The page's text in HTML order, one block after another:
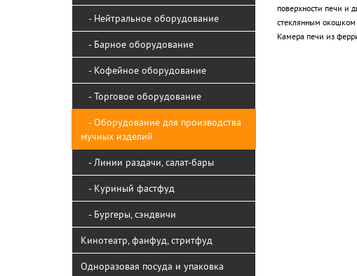
- Нейтральное оборудование
- Барное оборудование
- Кофейное оборудование
- Торговое оборудование
- Оборудование для производства
мучных изделий
- Линии раздачи, салат-бары
- Куриный фастфуд
- Бургеры, сэндвичи
Кинотеатр, фанфуд, стритфуд
Одноразовая посуда и упаковка
поверхности печи и
стеклянным окошком
Камера печи из